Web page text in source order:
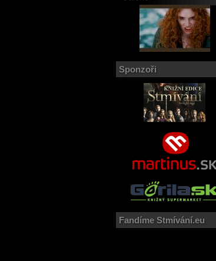
Sponzoři
Fandíme Stmívání.eu